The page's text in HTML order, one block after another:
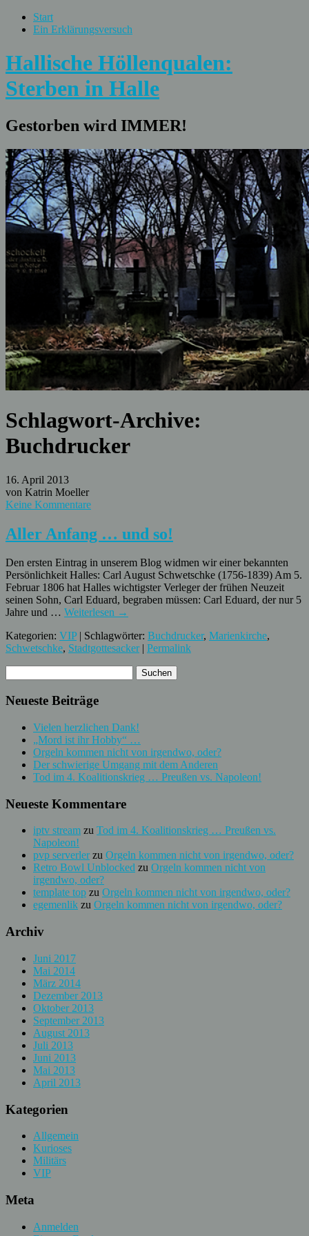
Start
Ein Erklärungsversuch
Hallische Höllenqualen:
Sterben in Halle
Gestorben wird IMMER!
Schlagwort-Archive:
Buchdrucker
16. April 2013
von Katrin Moeller
Keine Kommentare
Aller Anfang … und so!
Den ersten Eintrag in unserem Blog widmen wir einer bekannten
Persönlichkeit Halles: Carl August Schwetschke (1756-1839) Am 5.
Februar 1806 hat Halles wichtigster Verleger der frühen Neuzeit
seinen Sohn, Carl Eduard, begraben müssen: Carl Eduard, der nur 5
Jahre und … Weiterlesen →
Kategorien: VIP| Schlagwörter: Buchdrucker, Marienkirche,
Schwetschke, Stadtgottesacker| Permalink
Neueste Beiträge
Vielen herzlichen Dank!
„Mord ist ihr Hobby“ …
Orgeln kommen nicht von irgendwo, oder?
Der schwierige Umgang mit dem Anderen
Tod im 4. Koalitionskrieg … Preußen vs. Napoleon!
Neueste Kommentare
iptv stream zu Tod im 4. Koalitionskrieg … Preußen vs.
Napoleon!
pvp serverlerzu Orgeln kommen nicht von irgendwo, oder?
Retro Bowl Unblocked zu Orgeln kommen nicht von
irgendwo, oder?
template top zu Orgeln kommen nicht von irgendwo, oder?
egemenlik zu Orgeln kommen nicht von irgendwo, oder?
Archiv
Juni 2017
Mai 2014
März 2014
Dezember 2013
Oktober 2013
September 2013
August 2013
Juli 2013
Juni 2013
Mai 2013
April 2013
Kategorien
Allgemein
Kurioses
Militärs
VIP
Meta
Anmelden